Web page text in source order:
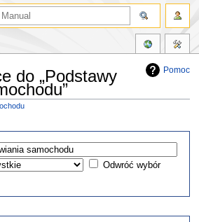
Pomoc
do „Podstawy
Odwróć wybór